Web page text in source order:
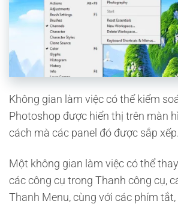
Không gian làm việc có thể kiểm
Photoshop được hiển thị trên màn
cách mà các panel đó được sắp xếp.
Một không gian làm việc có thể
các công cụ trong Thanh công cụ,
Thanh Menu, cùng với các phím